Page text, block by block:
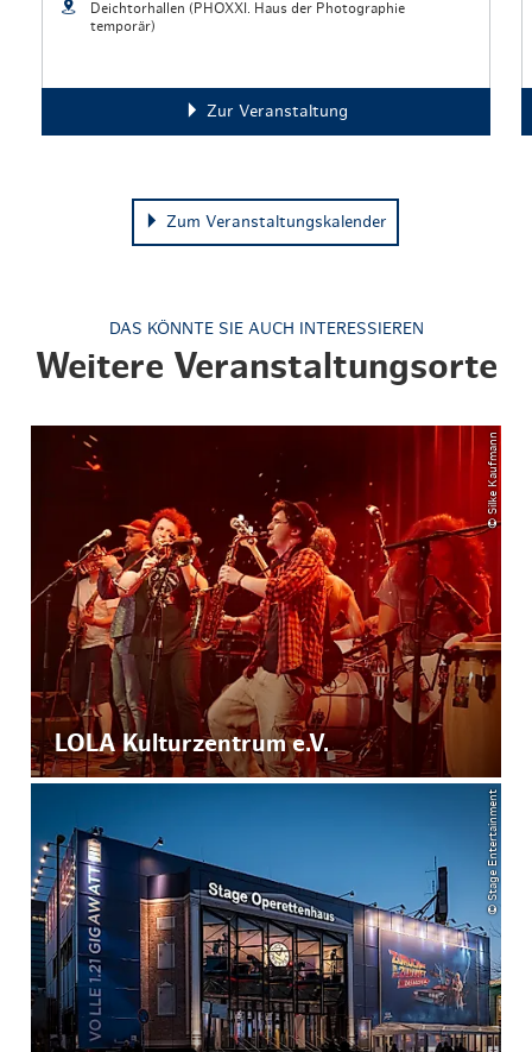
Deichtorhallen (PHOXXI. Haus der Photographie
temporär)
Zur Veranstaltung
Zum Veranstaltungskalender
DAS KÖNNTE SIE AUCH INTERESSIEREN
Weitere Veranstaltungsorte
© Silke Kaufmann
LOLA Kulturzentrum e.V.
© Stage Entertainment